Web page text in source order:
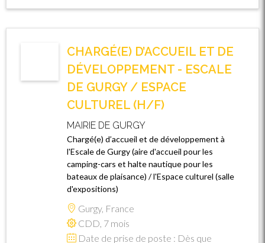
CHARGÉ(E) D’ACCUEIL ET DE
DÉVELOPPEMENT - ESCALE
DE GURGY / ESPACE
CULTUREL (H/F)
MAIRIE DE GURGY
Chargé(e) d’accueil et de développement à
l'Escale de Gurgy (aire d'accueil pour les
camping-cars et halte nautique pour les
bateaux de plaisance) / l'Espace culturel (salle
d'expositions)
Gurgy, France
CDD, 7 mois
Date de prise de poste : Dès que